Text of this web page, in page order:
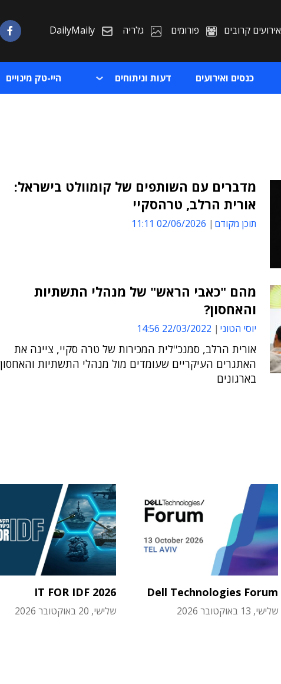
אירועים קרובים פורומים גלריה DailyMaily
כנסים ואירועים דעות וניתוחים היי-טק מינויים
מדברים עם השותפים של קומוולט בישראל:
אורית הרלב, טרהסקיי
תוכן מקודם 02/06/2026 11:11
מהם "כאבי הראש" של מנהלי התשתיות
והאחסון?
יוסי הטוני 22/03/2022 14:56
אורית הרלב, סמנכ''לית המכירות של טרה סקיי, ציינה את
האתגרים העיקריים שעומדים מול מנהלי התשתיות והאחסון
בארגונים
Dell Technologies Forum
שלישי, 13 באוקטובר 2026
IT FOR IDF 2026
שלישי, 20 באוקטובר 2026